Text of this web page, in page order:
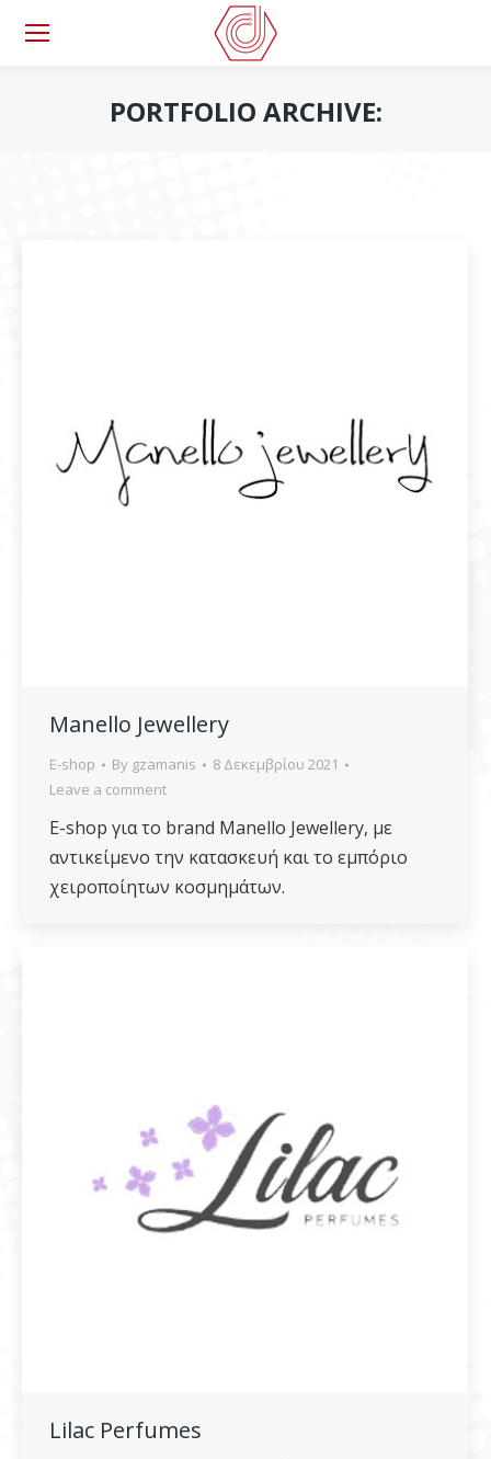
PORTFOLIO ARCHIVE:
Manello Jewellery
E-shop By gzamanis
8 Δεκεμβρίου 2021
Leave a comment
E-shop για το brand Manello Jewellery, με
αντικείμενο την κατασκευή και το εμπόριο
χειροποίητων κοσμημάτων.
Lilac Perfumes